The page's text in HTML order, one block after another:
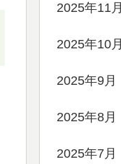
2025年11月
2025年10月
2025年9月
2025年8月
2025年7月